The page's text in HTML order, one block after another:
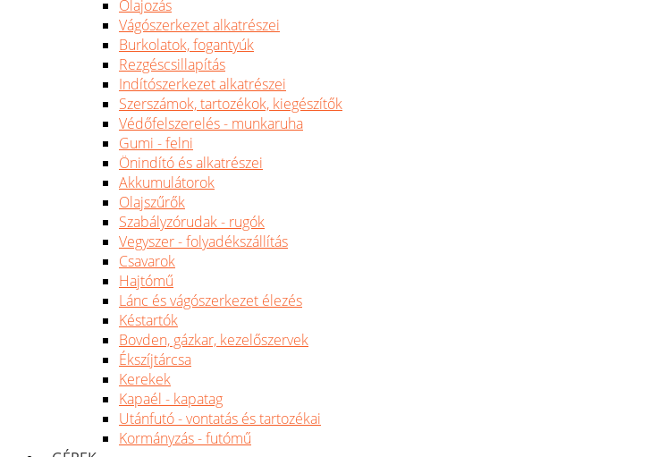
Olajozás
Vágószerkezet alkatrészei
Burkolatok, fogantyúk
Rezgéscsillapítás
Indítószerkezet alkatrészei
Szerszámok, tartozékok, kiegészítők
Védőfelszerelés - munkaruha
Gumi - felni
Önindító és alkatrészei
Akkumulátorok
Olajszűrők
Szabályzórudak - rugók
Vegyszer - folyadékszállítás
Csavarok
Hajtómű
Lánc és vágószerkezet élezés
Késtartók
Bovden, gázkar, kezelőszervek
Ékszíjtárcsa
Kerekek
Kapaél - kapatag
Utánfutó - vontatás és tartozékai
Kormányzás - futómű